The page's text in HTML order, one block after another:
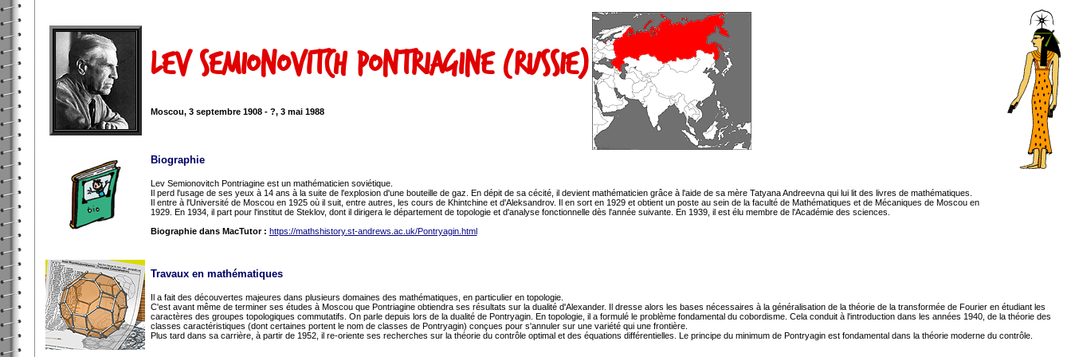
Lev Semionovitch Pontriagine (Russie)
Moscou, 3 septembre 1908 - ?, 3 mai 1988
Biographie
Lev Semionovitch Pontriagine est un mathématicien soviétique.
Il perd l'usage de ses yeux à 14 ans à la suite de l'explosion d'une bouteille de gaz. En dépit de sa cécité, il devient mathématicien grâce à l'aide de sa mère Tatyana Andreevna qui lui lit des livres de mathématiques.
Il entre à l'Université de Moscou en 1925 où il suit, entre autres, les cours de Khintchine et d'Aleksandrov. Il en sort en 1929 et obtient un poste au sein de la faculté de Mathématiques et de Mécaniques de Moscou en
1929. En 1934, il part pour l'institut de Steklov, dont il dirigera le département de topologie et d'analyse fonctionnelle dès l'année suivante. En 1939, il est élu membre de l'Académie des sciences.
Biographie dans MacTutor : https://mathshistory.st-andrews.ac.uk/Pontryagin.html
Travaux en mathématiques
Il a fait des découvertes majeures dans plusieurs domaines des mathématiques, en particulier en topologie.
C'est avant même de terminer ses études à Moscou que Pontriagine obtiendra ses résultats sur la dualité d'Alexander. Il dresse alors les bases nécessaires à la généralisation de la théorie de la transformée de Fourier en étudiant les
caractères des groupes topologiques commutatifs. On parle depuis lors de la dualité de Pontryagin. En topologie, il a formulé le problème fondamental du cobordisme. Cela conduit à l'introduction dans les années 1940, de la théorie des
classes caractéristiques (dont certaines portent le nom de classes de Pontryagin) conçues pour s'annuler sur une variété qui une frontière.
Plus tard dans sa carrière, à partir de 1952, il re-oriente ses recherches sur la théorie du contrôle optimal et des équations différentielles. Le principe du minimum de Pontryagin est fondamental dans la théorie moderne du contrôle.